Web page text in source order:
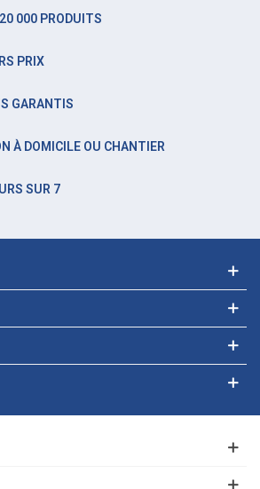
000 PRODUITS
PRIX
GARANTIS
À DOMICILE OU CHANTIER
SUR 7